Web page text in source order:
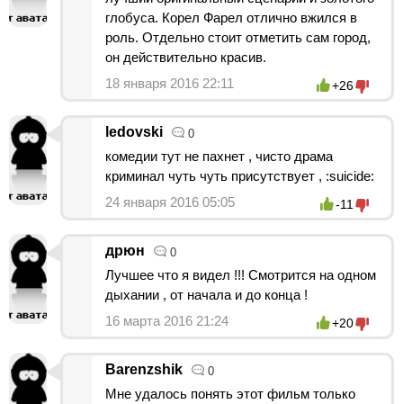
глобуса. Корел Фарел отлично вжился в
роль. Отдельно стоит отметить сам город,
он действительно красив.
18 января 2016 22:11
+26
ledovski 0
комедии тут не пахнет , чисто драма
криминал чуть чуть присутствует , :suicide:
24 января 2016 05:05
-11
дрюн 0
Лучшее что я видел !!! Смотрится на одном
дыхании , от начала и до конца !
16 марта 2016 21:24
+20
Barenzshik 0
Мне удалось понять этот фильм только